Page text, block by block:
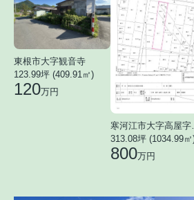
東根市大字観音寺
123.99坪 (409.91㎡)
120万円
313.08坪 (1034.99㎡
800万円